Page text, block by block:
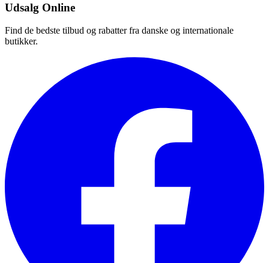
Udsalg Online
Find de bedste tilbud og rabatter fra danske og internationale
butikker.